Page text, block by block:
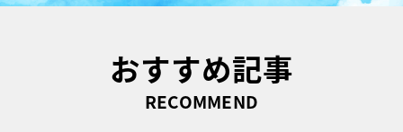
おすすめ記事
RECOMMEND